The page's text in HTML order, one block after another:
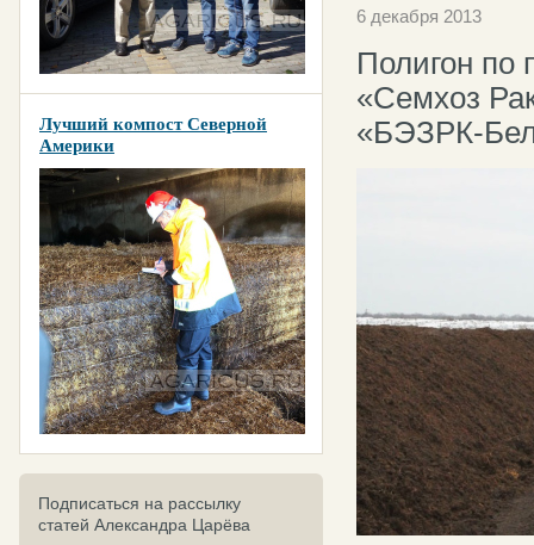
Лучший компост Северной
Америки
Подписаться на рассылку
статей Александра Царёва
6 декабря 2013
Полигон по
«Семхоз
«БЭЗРК-